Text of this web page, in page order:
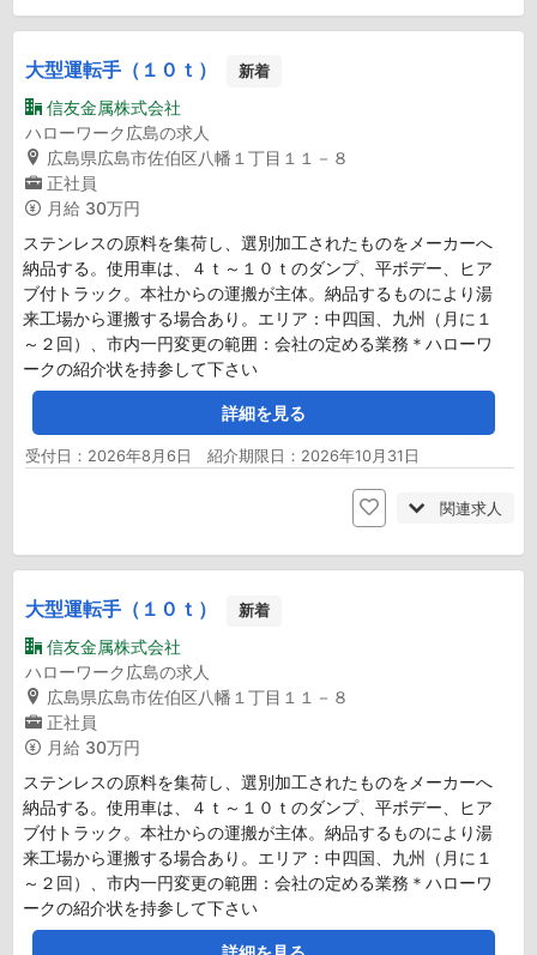
大型運転手（１０ｔ） 新着
信友金属株式会社
ハローワーク広島の求人
広島県広島市佐伯区八幡１丁目１１－８
正社員
月給 30万円
ステンレスの原料を集荷し、選別加工されたものをメーカーへ
納品する。使用車は、４ｔ～１０ｔのダンプ、平ボデー、ヒア
ブ付トラック。本社からの運搬が主体。納品するものにより湯
来工場から運搬する場合あり。エリア：中四国、九州（月に１
～２回）、市内一円変更の範囲：会社の定める業務＊ハローワ
ークの紹介状を持参して下さい
詳細を見る
受付日：2026年8月6日 紹介期限日：2026年10月31日
関連求人
大型運転手（１０ｔ） 新着
信友金属株式会社
ハローワーク広島の求人
広島県広島市佐伯区八幡１丁目１１－８
正社員
月給 30万円
ステンレスの原料を集荷し、選別加工されたものをメーカーへ
納品する。使用車は、４ｔ～１０ｔのダンプ、平ボデー、ヒア
ブ付トラック。本社からの運搬が主体。納品するものにより湯
来工場から運搬する場合あり。エリア：中四国、九州（月に１
～２回）、市内一円変更の範囲：会社の定める業務＊ハローワ
ークの紹介状を持参して下さい